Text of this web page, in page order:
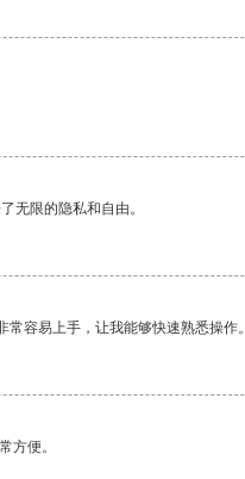
无限的隐私和自由。
容易上手，让我能够快速熟悉操作。
方便。